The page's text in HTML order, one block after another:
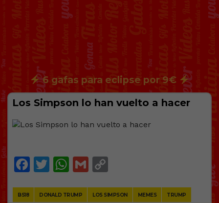
6 gafas para eclipse por 9€
Los Simpson lo han vuelto a hacer
Facebook
Twitter
WhatsApp
Gmail
BS18 DONALD TRUMP LOS SIMPSON MEMES TRUMP